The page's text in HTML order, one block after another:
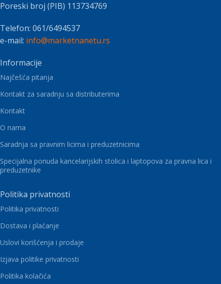
Poreski broj (PIB) 113734769
Telefon: 061/6494537
e-mail: info@marketnanetu.rs
Informacije
Najčešća pitanja
Kontakt za saradnju sa distributerima
Kontakt
O nama
Saradnja sa pravnim licima i preduzetnicima
Specijalna ponuda kancelarijskih stolica i laptopova za pravna lica i
preduzetnike
Politika privatnosti
Politika privatnosti
Dostava i plaćanje
Uslovi korišćenja i prodaje
Izjava politike privatnosti
Politika kolačića